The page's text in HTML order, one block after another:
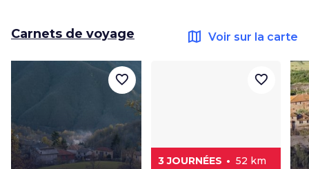
Carnets de voyage map Voir sur la carte
favorite_border
3 JOURNÉES 52 km
favorite_border